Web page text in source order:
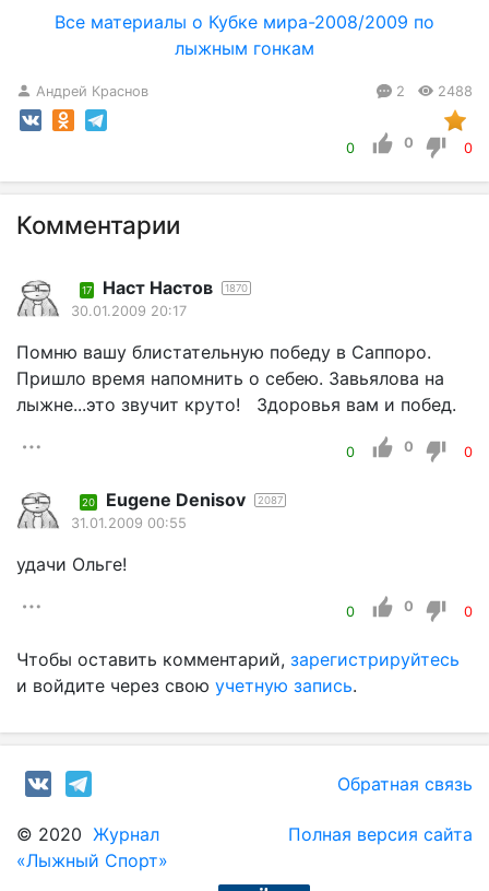
Все материалы о Кубке мира-2008/2009 по
лыжным гонкам
Андрей Краснов 2 2488
0 0 0
Комментарии
17 Наст Настов 1870
30.01.2009 20:17
Помню вашу блистательную победу в Саппоро.
Пришло время напомнить о себею. Завьялова на
лыжне...это звучит круто! Здоровья вам и побед.
0 0 0
20 Eugene Denisov 2087
31.01.2009 00:55
удачи Ольге!
0 0 0
Чтобы оставить комментарий, зарегистрируйтесь
и войдите через свою учетную запись.
Обратная связь
© 2020 Журнал
«Лыжный Спорт»
Полная версия сайта